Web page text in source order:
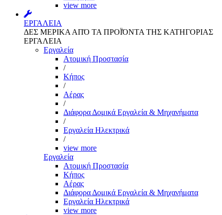
view more
ΕΡΓΑΛΕΙΑ
ΔΕΣ ΜΕΡΙΚΑ ΑΠΌ ΤΑ ΠΡΟΪΌΝΤΑ ΤΗΣ ΚΑΤΗΓΟΡΙΑΣ
ΕΡΓΑΛΕΙΑ
Εργαλεία
Aτομική Προστασία
/
Kήπος
/
Αέρας
/
Διάφορα Δομικά Εργαλεία & Μηχανήματα
/
Εργαλεία Ηλεκτρικά
/
view more
Εργαλεία
Aτομική Προστασία
Kήπος
Αέρας
Διάφορα Δομικά Εργαλεία & Μηχανήματα
Εργαλεία Ηλεκτρικά
view more